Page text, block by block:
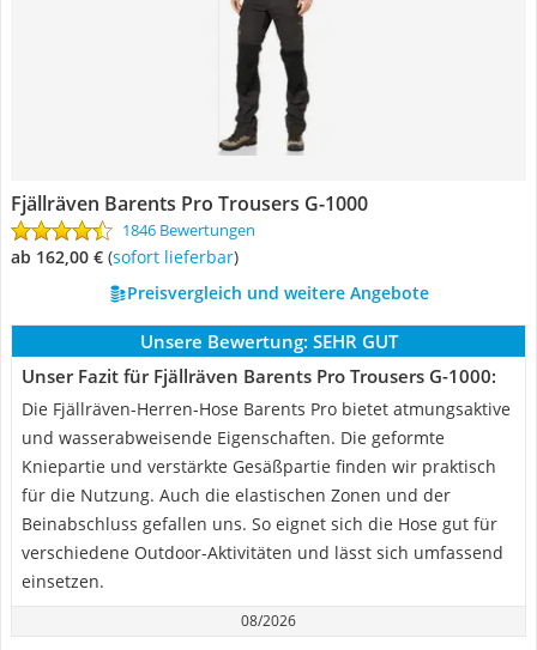
Fjällräven Barents Pro Trousers G-1000
1846 Bewertungen
ab 162,00 € ( Sofort lieferbar)
Preisvergleich und weitere Angebote
Unsere Bewertung: SEHR GUT
Unser Fazit für Fjällräven Barents Pro Trousers G-1000:
Die Fjällräven-Herren-Hose Barents Pro bietet atmungsaktive
und wasserabweisende Eigenschaften. Die geformte
Kniepartie und verstärkte Gesäßpartie finden wir praktisch
für die Nutzung. Auch die elastischen Zonen und der
Beinabschluss gefallen uns. So eignet sich die Hose gut für
verschiedene Outdoor-Aktivitäten und lässt sich umfassend
einsetzen.
08/2026